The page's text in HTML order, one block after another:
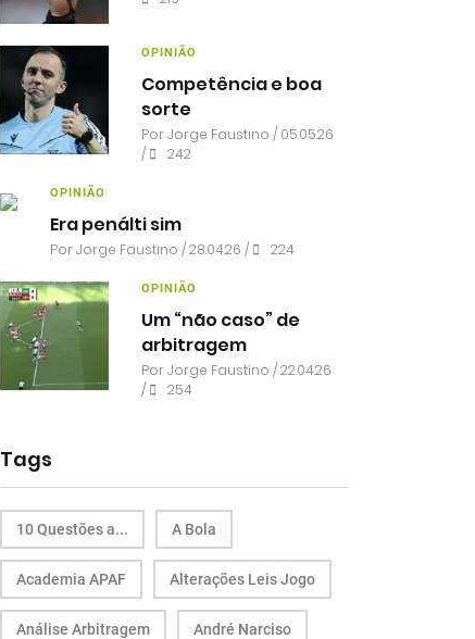
OPINIÃO
Competência e boa
sorte
PorJorge Faustino / 05.05.26
/
242
OPINIÃO
Era penálti sim
PorJorge Faustino / 28.04.26 / 224
OPINIÃO
Um “não caso” de
arbitragem
PorJorge Faustino / 22.04.26
/
254
Tags
10 Questões a... A Bola
Academia APAF Alterações Leis Jogo
Análise Arbitragem André Narciso